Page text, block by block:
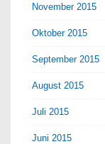
November 2015
Oktober 2015
September 2015
August 2015
Juli 2015
Juni 2015